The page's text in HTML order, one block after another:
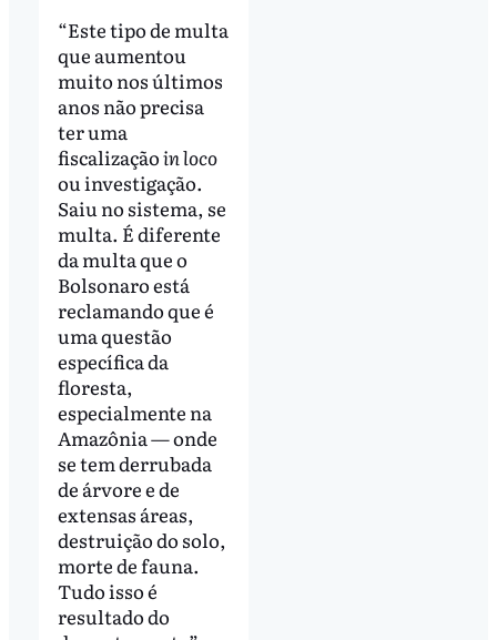
“Este tipo de multa
que aumentou
muito nos últimos
anos não precisa
ter uma
fiscalizaçãoin loco
ou investigação.
Saiu no sistema, se
multa. É diferente
da multa que o
Bolsonaro está
reclamando que é
uma questão
específica da
floresta,
especialmente na
Amazônia — onde
se tem derrubada
de árvore e de
extensas áreas,
destruição do solo,
morte de fauna.
Tudo isso é
resultado do